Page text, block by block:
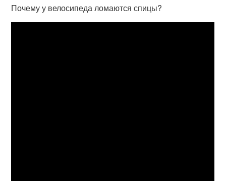
Почему у велосипеда ломаются спицы?